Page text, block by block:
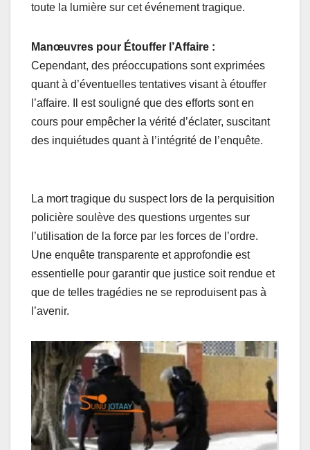
toute la lumière sur cet événement tragique.
Manœuvres pour Étouffer l’Affaire :
Cependant, des préoccupations sont exprimées
quant à d’éventuelles tentatives visant à étouffer
l’affaire. Il est souligné que des efforts sont en
cours pour empêcher la vérité d’éclater, suscitant
des inquiétudes quant à l’intégrité de l’enquête.
La mort tragique du suspect lors de la perquisition
policière soulève des questions urgentes sur
l’utilisation de la force par les forces de l’ordre.
Une enquête transparente et approfondie est
essentielle pour garantir que justice soit rendue et
que de telles tragédies ne se reproduisent pas à
l’avenir.